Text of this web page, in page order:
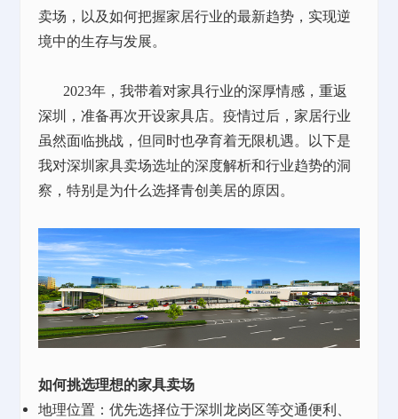
卖场，以及如何把握家居行业的最新趋势，实现逆
境中的生存与发展。
2023年，我带着对家具行业的深厚情感，重返
深圳，准备再次开设家具店。疫情过后，家居行业
虽然面临挑战，但同时也孕育着无限机遇。以下是
我对深圳家具卖场选址的深度解析和行业趋势的洞
察，特别是为什么选择青创美居的原因。
如何挑选理想的家具卖场
地理位置：优先选择位于深圳龙岗区等交通便利、